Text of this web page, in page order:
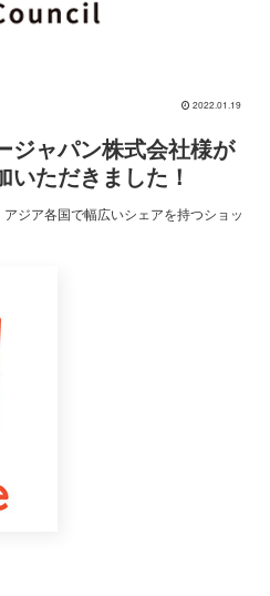
2022.01.19
ジャパン株式会社様が
ただきました！
ジア各国で幅広いシェアを持つショッ